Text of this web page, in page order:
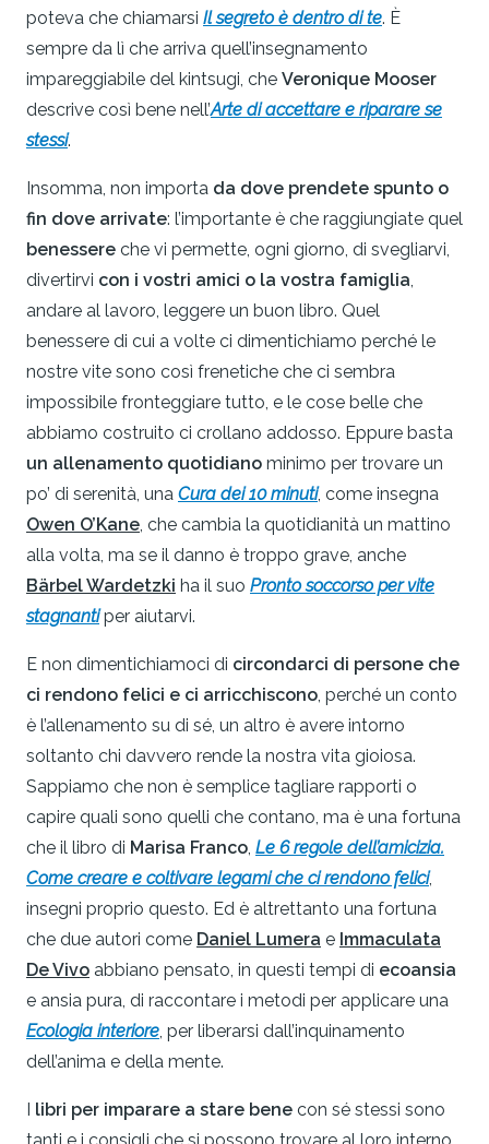
poteva che chiamarsi Il segreto è dentro di te. È
sempre da lì che arriva quell’insegnamento
impareggiabile del kintsugi, che Veronique Mooser
descrive così bene nell’Arte di accettare e riparare se
stessi.
Insomma, non importa da dove prendete spunto o
fin dove arrivate: l’importante è che raggiungiate quel
benessere che vi permette, ogni giorno, di svegliarvi,
divertirvi con i vostri amici o la vostra famiglia,
andare al lavoro, leggere un buon libro. Quel
benessere di cui a volte ci dimentichiamo perché le
nostre vite sono così frenetiche che ci sembra
impossibile fronteggiare tutto, e le cose belle che
abbiamo costruito ci crollano addosso. Eppure basta
un allenamento quotidiano minimo per trovare un
po’ di serenità, una Cura dei 10 minuti, come insegna
Owen O’Kane, che cambia la quotidianità un mattino
alla volta, ma se il danno è troppo grave, anche
Bärbel Wardetzki ha il suo Pronto soccorso per vite
stagnanti per aiutarvi.
E non dimentichiamoci di circondarci di persone che
ci rendono felici e ci arricchiscono, perché un conto
è l’allenamento su di sé, un altro è avere intorno
soltanto chi davvero rende la nostra vita gioiosa.
Sappiamo che non è semplice tagliare rapporti o
capire quali sono quelli che contano, ma è una fortuna
che il libro di Marisa Franco, Le 6 regole dell’amicizia.
Come creare e coltivare legami che ci rendono felici,
insegni proprio questo. Ed è altrettanto una fortuna
che due autori come Daniel Lumera e Immaculata
De Vivo abbiano pensato, in questi tempi di ecoansia
e ansia pura, di raccontare i metodi per applicare una
Ecologia interiore, per liberarsi dall’inquinamento
dell’anima e della mente.
libri per imparare a stare bene con sé stessi sono